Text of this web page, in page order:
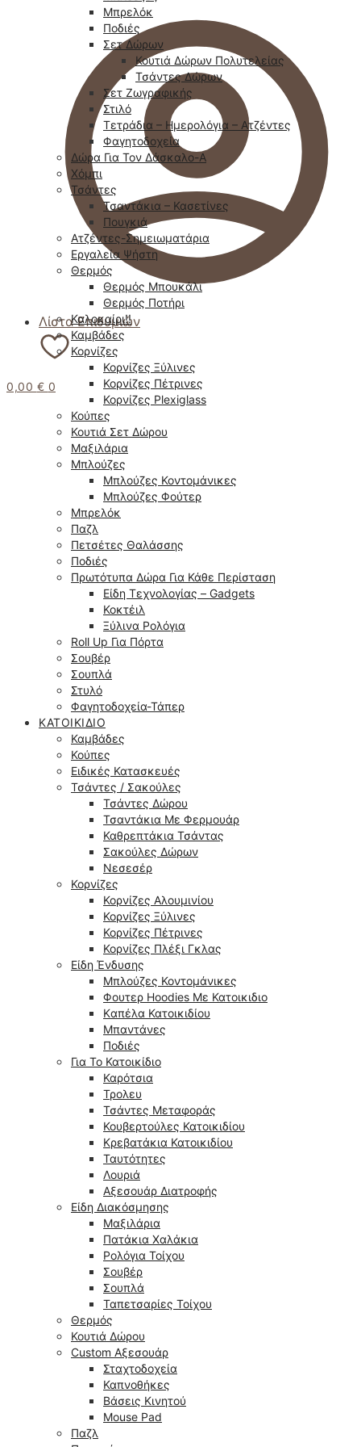
Λίστα Επιθυμιών
0,00 € 0
Μπρελόκ
Ποδιές
Σετ Δώρων
Κουτιά Δώρων Πολυτελείας
Τσάντες Δώρων
Σετ Ζωγραφικής
Στιλό
Τετράδια – Ημερολόγια – Ατζέντες
Φαγητοδοχεία
Δώρα Για Τον Δάσκαλο-Α
Χόμπι
Τσάντες
Τσαντάκια – Κασετίνες
Πουγκιά
Ατζέντες-Σημειωματάρια
Εργαλεία Ψήστη
Θερμός
Θερμός Μπουκάλι
Θερμός Ποτήρι
Καλοκαίρι!!
Καμβάδες
Κορνίζες
Κορνίζες Ξύλινες
Κορνίζες Πέτρινες
Κορνίζες Plexiglass
Κούπες
Κουτιά Σετ Δώρου
Μαξιλάρια
Μπλούζες
Μπλούζες Κοντομάνικες
Μπλούζες Φούτερ
Μπρελόκ
Παζλ
Πετσέτες Θαλάσσης
Ποδιές
Πρωτότυπα Δώρα Για Κάθε Περίσταση
Είδη Τεχνολογίας – Gadgets
Κοκτέιλ
Ξύλινα Ρολόγια
Roll Up Για Πόρτα
Σουβέρ
Σουπλά
Στυλό
Φαγητοδοχεία-Τάπερ
ΚΑΤΟΙΚΊΔΙΟ
Καμβάδες
Κούπες
Ειδικές Κατασκευές
Τσάντες / Σακούλες
Τσάντες Δώρου
Τσαντάκια Με Φερμουάρ
Καθρεπτάκια Τσάντας
Σακούλες Δώρων
Νεσεσέρ
Κορνίζες
Κορνίζες Αλουμινίου
Κορνίζες Ξύλινες
Κορνίζες Πέτρινες
Κορνίζες Πλέξι Γκλας
Είδη Ένδυσης
Μπλούζες Κοντομάνικες
Φουτερ Hoodies Με Κατοικιδιο
Kαπέλα Κατοικιδίου
Μπαντάνες
Ποδιές
Για Το Κατοικίδιο
Καρότσια
Τρολευ
Τσάντες Μεταφοράς
Κουβερτούλες Κατοικιδίου
Κρεβατάκια Κατοικιδίου
Ταυτότητες
Λουριά
Αξεσουάρ Διατροφής
Είδη Διακόσμησης
Μαξιλάρια
Πατάκια Χαλάκια
Ρολόγια Τοίχου
Σουβέρ
Σουπλά
Ταπετσαρίες Τοίχου
Θερμός
Κουτιά Δώρου
Custom Αξεσουάρ
Σταχτοδοχεία
Καπνοθήκες
Βάσεις Κινητού
Mouse Pad
Παζλ